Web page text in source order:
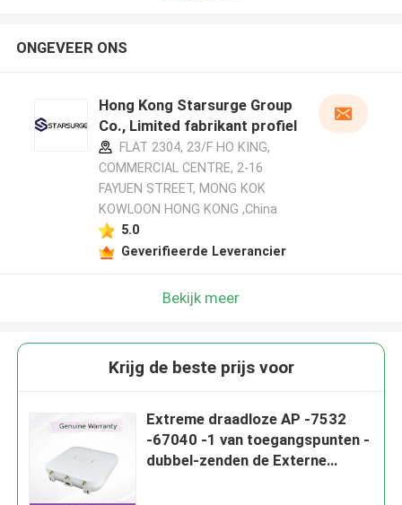
ONGEVEER ONS
Hong Kong Starsurge Group
Co., Limited fabrikant profiel
FLAT 2304, 23/F HO KING,
COMMERCIAL CENTRE, 2-16
FAYUEN STREET, MONG KOK
KOWLOON HONG KONG ,China
5.0
Geverifieerde Leverancier
Bekijk meer
Krijg de beste prijs voor
Extreme draadloze AP -7532
-67040 -1 van toegangspunten -
dubbel-zenden de Externe